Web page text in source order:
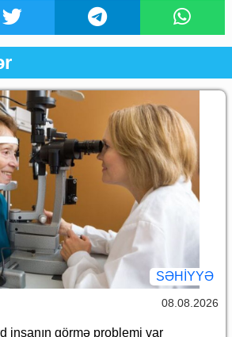
SƏHIYYƏ
08.08.2026
insanın görmə problemi var